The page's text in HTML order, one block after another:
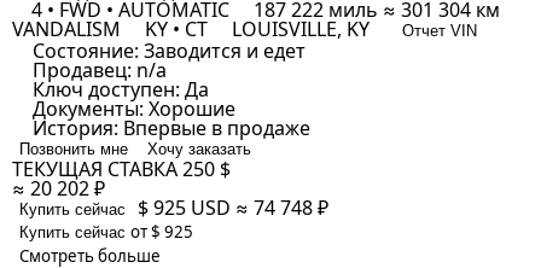
4 • FWD • AUTOMATIC 187 222 миль ≈ 301 304 км
VANDALISM KY • CT LOUISVILLE, KY Отчет VIN
Состояние: Заводится и едет
Продавец: n/a
Ключ доступен: Да
Документы: Хорошие
История: Впервые в продаже
Позвонить мне Хочу заказать
ТЕКУЩАЯ СТАВКА250 $
≈ 20 202 ₽
Купить сейчас $ 925 USD ≈ 74 748 ₽
Купить сейчас от $ 925
Смотреть больше